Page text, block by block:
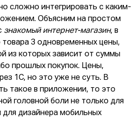
сложно интегрировать с каким-
Объясним на простом
знакомый интернет-магазин, в
3 одновременных цены,
из которых зависит от суммы
прошлых покупок. Цены,
1С, но это уже не суть. В
такое в приложении, то это
головной боли не только для
для дизайнера мобильных